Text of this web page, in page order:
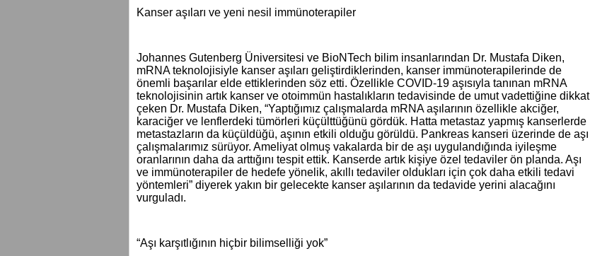
Kanser aşıları ve yeni nesil immünoterapiler
Johannes Gutenberg Üniversitesi ve BioNTech bilim insanlarından Dr. Mustafa Diken,
mRNA teknolojisiyle kanser aşıları geliştirdiklerinden, kanser immünoterapilerinde de
önemli başarılar elde ettiklerinden söz etti. Özellikle COVID-19 aşısıyla tanınan mRNA
teknolojisinin artık kanser ve otoimmün hastalıkların tedavisinde de umut vadettiğine dikkat
çeken Dr. Mustafa Diken, “Yaptığımız çalışmalarda mRNA aşılarının özellikle akciğer,
karaciğer ve lenflerdeki tümörleri küçülttüğünü gördük. Hatta metastaz yapmış kanserlerde
metastazların da küçüldüğü, aşının etkili olduğu görüldü. Pankreas kanseri üzerinde de aşı
çalışmalarımız sürüyor. Ameliyat olmuş vakalarda bir de aşı uygulandığında iyileşme
oranlarının daha da arttığını tespit ettik. Kanserde artık kişiye özel tedaviler ön planda. Aşı
ve immünoterapiler de hedefe yönelik, akıllı tedaviler oldukları için çok daha etkili tedavi
yöntemleri” diyerek yakın bir gelecekte kanser aşılarının da tedavide yerini alacağını
vurguladı.
“Aşı karşıtlığının hiçbir bilimselliği yok”